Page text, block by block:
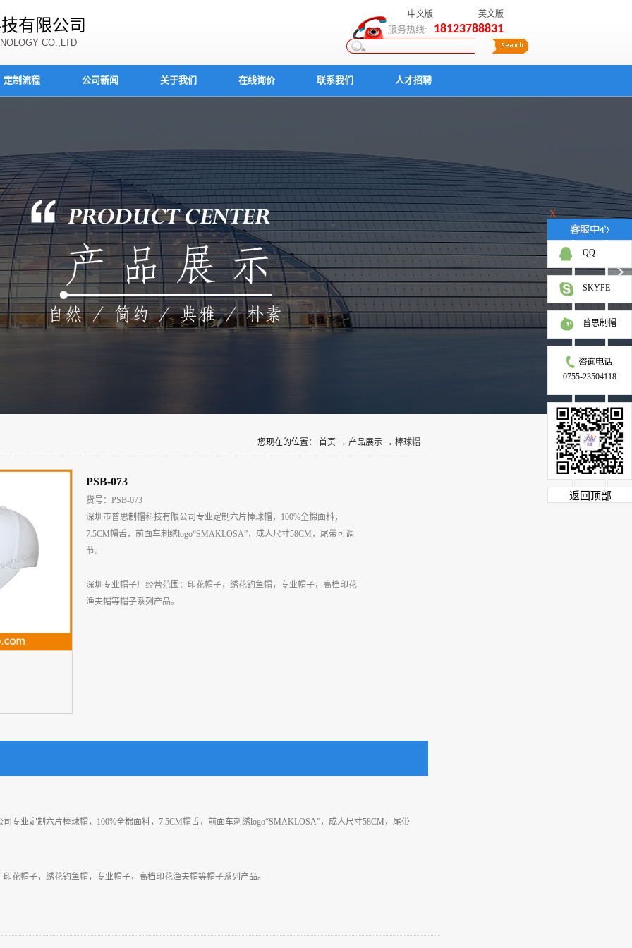
有限公司
CO.,LTD
服务热线: 18123788831
中文版 英文版
定制流程 公司新闻 关于我们 在线询价 联系我们 人才招聘
您现在的位置： 首页 → 产品展示 → 棒球帽
PSB-073
货号：PSB-073
深圳市普思制帽科技有限公司专业定制六片棒球帽，100%全棉面料，
7.5CM帽舌，前面车刺绣logo“SMAKLOSA”，成人尺寸58CM，尾带可调
节。
深圳专业帽子厂经营范围：印花帽子，绣花钓鱼帽，专业帽子，高档印花
渔夫帽等帽子系列产品。
专业定制六片棒球帽，100%全棉面料，7.5CM帽舌，前面车刺绣logo“SMAKLOSA”，成人尺寸58CM，尾带
花帽子，绣花钓鱼帽，专业帽子，高档印花渔夫帽等帽子系列产品。
X
QQ
SKYPE
普思制帽
0755-23504118
返回顶部